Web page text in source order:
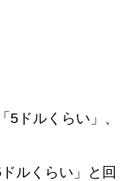
ドルくらい」、
ルくらい」と回